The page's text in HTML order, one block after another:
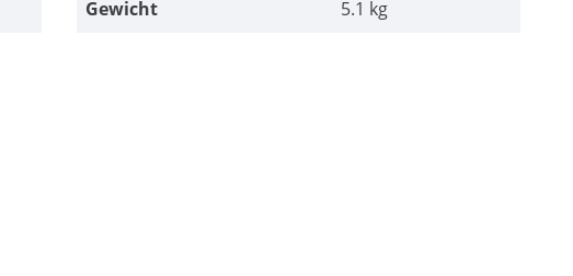
Gewicht
5.1 kg